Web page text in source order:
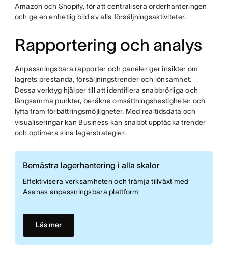
Amazon och Shopify, för att centralisera orderhanteringen
och ge en enhetlig bild av alla försäljningsaktiviteter.
Rapportering och analys
Anpassningsbara rapporter och paneler ger insikter om
lagrets prestanda, försäljningstrender och lönsamhet.
Dessa verktyg hjälper till att identifiera snabbrörliga och
långsamma punkter, beräkna omsättningshastigheter och
lyfta fram förbättringsmöjligheter. Med realtidsdata och
visualiseringar kan Business kan snabbt upptäcka trender
och optimera sina lagerstrategier.
Bemästra lagerhantering i alla skalor
Effektivisera verksamheten och främja tillväxt med
Asanas anpassningsbara plattform
Läs mer